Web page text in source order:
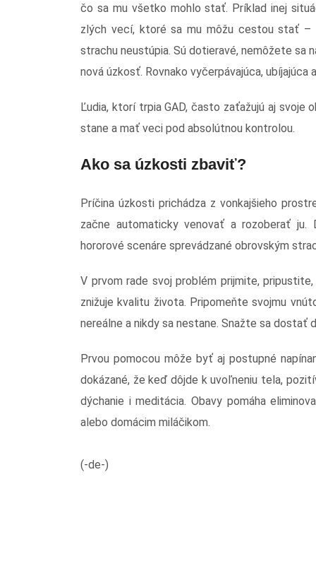
čo sa mu všetko mohlo stať. Príklad inej
zlých vecí, ktoré sa mu môžu cestou stať –
strachu neustúpia. Sú dotieravé, nemôžete sa
nová úzkosť. Rovnako vyčerpávajúca, ubíjajúca
Ľudia, ktorí trpia GAD, často zaťažujú aj
stane a mať veci pod absolútnou kontrolou.
Ako sa úzkosti zbaviť?
Príčina úzkosti prichádza z vonkajšieho
začne automaticky venovať a rozoberať
hororové scenáre sprevádzané obrovským
V prvom rade svoj problém prijmite,
znižuje kvalitu života. Pripomeňte svojmu
nereálne a nikdy sa nestane. Snažte sa
Prvou pomocou môže byť aj postupné
dokázané, že keď dôjde k uvoľneniu tela,
dýchanie i meditácia. Obavy pomáha
alebo domácim miláčikom.
(-de-)